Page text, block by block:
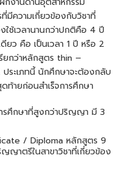
มีความเกี่ยวข้องกับวิชาที่
ใช้เวลานานกว่าปกติคือ 4 ปี
ยว คือ เป็นเวลา 1 ปี หรือ 2
ยกว่าหลักสูตร thin –
ระเภทนี้ นักศึกษาจะต้องกลับ
ท้ายก่อนสำเร็จการศึกษา
รศึกษาที่สูงกว่าปริญญา มี 3
/ Diploma หลักสูตร 9
ญาตรีในสาขาวิชาที่เกี่ยวข้อง